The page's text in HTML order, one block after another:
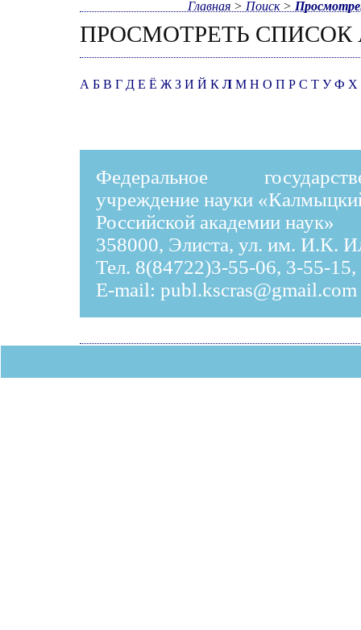
Главная > Поиск>
ПРОСМОТРЕТЬ СПИСОК
А Б В Г Д Е Ё Ж З И Й К Л М Н О П Р С Т У Ф Х
Федеральное
учреждение науки
Российской академии наук»
358000, Элиста, ул. им. И.К.
Тел. 8(84722)3-55-06, 3-55-
E-mail: publ.kscras@gmail.com